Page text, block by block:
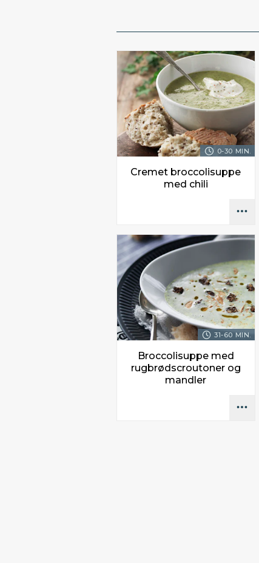
0-30 MIN.
Cremet broccolisuppe
med chili
31-60 MIN.
Broccolisuppe med
rugbrødscroutoner og
mandler